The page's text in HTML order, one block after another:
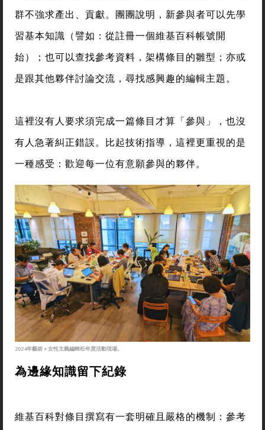
群不強求產出、貢獻。團團說明，新參與者可以先學
習基本知識（譬如：從註冊一個維基百科帳號開
始）；也可以查找參考資料，架構條目的雛型；亦或
是跟其他夥伴討論交流，尋找感興趣的編輯主題。
這裡沒有人要求須完成一篇條目才算「參與」，也沒
有人急著糾正錯誤。比起技術指導，這裡更重視的是
一種感受：歡迎每一位有意願參與的夥伴。
2024年藝術＋女性主義編輯松年度活動現場。
為邊緣知識留下紀錄
維基百科對條目撰寫有一套明確且嚴格的機制：參考